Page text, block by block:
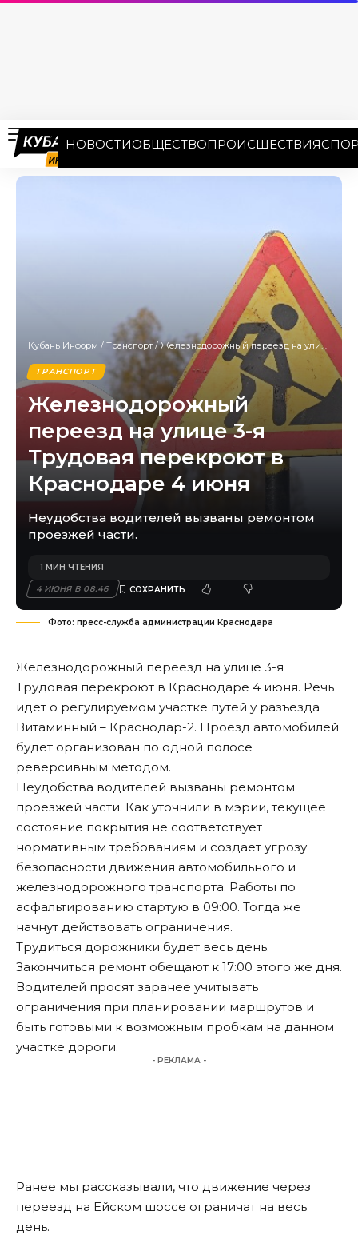
НОВОСТИОБЩЕСТВОПРОИСШЕСТВИЯ
Кубань Информ / Транспорт /Железнодорожный переезд на улице 3-я Трудовая перекроют в Краснодаре 4 июня
ТРАНСПОРТ
Железнодорожный
переезд на улице 3-я
Трудовая перекроют в
Краснодаре 4 июня
Неудобства водителей вызваны ремонтом
проезжей части.
4 ИЮНЯ В 08:46
1 МИН ЧТЕНИЯ
Фото: пресс-служба администрации Краснодара
Железнодорожный переезд на улице 3-я
Трудовая перекроют в Краснодаре 4 июня. Речь
идет о регулируемом участке путей у разъезда
Витаминный – Краснодар-2. Проезд автомобилей
будет организован по одной полосе
реверсивным методом.
Неудобства водителей вызваны ремонтом
проезжей части. Как уточнили в мэрии, текущее
состояние покрытия не соответствует
нормативным требованиям и создаёт угрозу
безопасности движения автомобильного и
железнодорожного транспорта. Работы по
асфальтированию стартую в 09:00. Тогда же
начнут действовать ограничения.
Трудиться дорожники будет весь день.
Закончиться ремонт обещают к 17:00 этого же дня.
Водителей просят заранее учитывать
ограничения при планировании маршрутов и
быть готовыми к возможным пробкам на данном
участке дороги.
- РЕКЛАМА -
Ранее мы рассказывали, что движение через
переезд на Ейском шоссе ограничат на весь
день.